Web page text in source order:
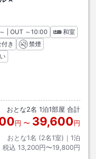
イン
～ | OUT チェックアウト
～10:00
和室
き
禁煙
おとな2名 1泊1部屋 合計
円 〜 39,600円
おとな1名 (2名1室)｜ 1泊
税込 13,200円〜19,800円